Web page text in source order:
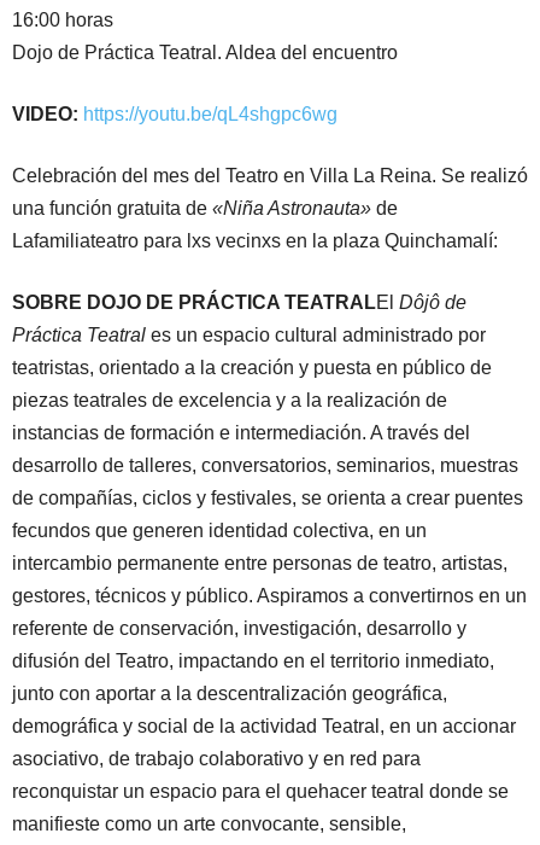
16:00 horas
Dojo de Práctica Teatral. Aldea del encuentro
VIDEO: https://youtu.be/qL4shgpc6wg
Celebración del mes del Teatro en Villa La Reina. Se realizó
una función gratuita de «Niña Astronauta» de
Lafamiliateatro para lxs vecinxs en la plaza Quinchamalí:
SOBRE DOJO DE PRÁCTICA TEATRALEl Dôjô de
Práctica Teatral es un espacio cultural administrado por
teatristas, orientado a la creación y puesta en público de
piezas teatrales de excelencia y a la realización de
instancias de formación e intermediación. A través del
desarrollo de talleres, conversatorios, seminarios, muestras
de compañías, ciclos y festivales, se orienta a crear puentes
fecundos que generen identidad colectiva, en un
intercambio permanente entre personas de teatro, artistas,
gestores, técnicos y público. Aspiramos a convertirnos en un
referente de conservación, investigación, desarrollo y
difusión del Teatro, impactando en el territorio inmediato,
junto con aportar a la descentralización geográfica,
demográfica y social de la actividad Teatral, en un accionar
asociativo, de trabajo colaborativo y en red para
reconquistar un espacio para el quehacer teatral donde se
manifieste como un arte convocante, sensible,